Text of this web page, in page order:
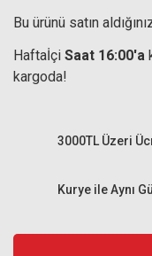
Bu ürünü satın
Haftaİçi Saat 16:00'a
kargoda!
Kurye ile Aynı
3000TL Üzeri